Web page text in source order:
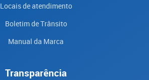
Locais de atendimento
Boletim de Trânsito
Manual da Marca
Transparência